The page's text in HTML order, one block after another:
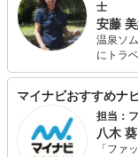
士
安藤
温泉ソ
にトラ
宿は約
家でも
いる。
マイナビおすすめナ
担当：
八木 葵
「ファ